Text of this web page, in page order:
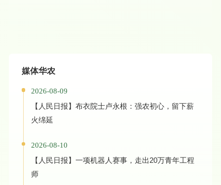
媒体华农
2026-08-09
【人民日报】布衣院士卢永根：强农初心，留下薪
火绵延
2026-08-10
【人民日报】一项机器人赛事，走出20万青年工程
师